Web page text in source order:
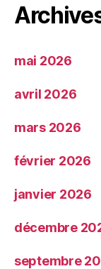
mai 2026
avril 2026
mars 2026
février 2026
janvier 2026
décembre
septembre